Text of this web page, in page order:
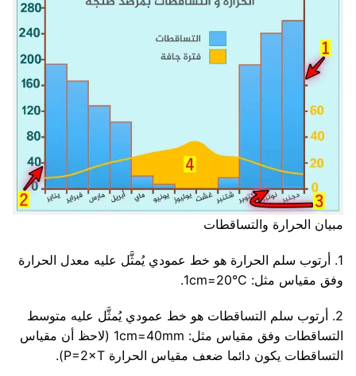
مبيان الحرارة والتساقطات
1. أرتوب سلم الحرارة هو خط عمودي يُمثَّل عليه معدل الحرارة
وفق مقياس مثل: 1cm=20°C.
2. أرتوب سلم التساقطات هو خط عمودي يُمثَّل عليه متوسط
التساقطات وفق مقياس مثل: 1cm=40mm (لاحظ أن مقياس
التساقطات يكون دائما ضعف مقياس الحرارة P=2×T).